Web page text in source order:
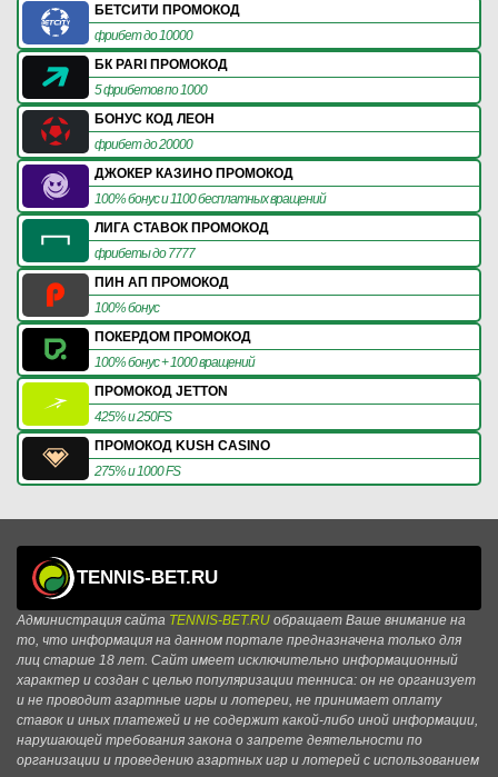
БЕТСИТИ ПРОМОКОД
фрибет до 10000
БК PARI ПРОМОКОД
5 фрибетов по 1000
БОНУС КОД ЛЕОН
фрибет до 20000
ДЖОКЕР КАЗИНО ПРОМОКОД
100% бонус и 1100 бесплатных вращений
ЛИГА СТАВОК ПРОМОКОД
фрибеты до 7777
ПИН АП ПРОМОКОД
100% бонус
ПОКЕРДОМ ПРОМОКОД
100% бонус + 1000 вращений
ПРОМОКОД JETTON
425% и 250FS
ПРОМОКОД KUSH CASINO
275% и 1000 FS
TENNIS-BET.RU
Администрация сайта TENNIS-BET.RU обращает Ваше внимание на
то, что информация на данном портале предназначена только для
лиц старше 18 лет. Сайт имеет исключительно информационный
характер и создан с целью популяризации тенниса: он не организует
и не проводит азартные игры и лотереи, не принимает оплату
ставок и иных платежей и не содержит какой-либо иной информации,
нарушающей требования закона о запрете деятельности по
организации и проведению азартных игр и лотерей с использованием